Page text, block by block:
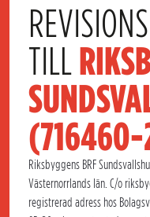
TILL
Riksbyggens BRF
Västernorrlands län. C/o
registrerad adress hos